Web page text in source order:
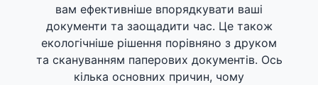
вам ефективніше впорядкувати ваші
документи та заощадити час. Це також
екологічніше рішення порівняно з друком
та скануванням паперових документів. Ось
кілька основних причин, чому